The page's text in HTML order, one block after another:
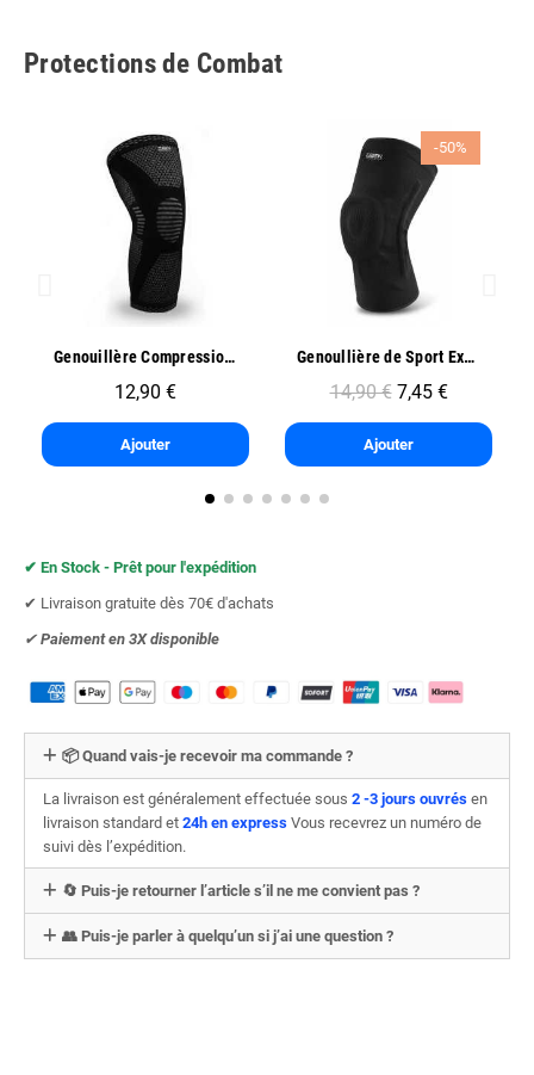
Protections de Combat
Aperçu rapide Genouillère Compression Sport - Oben
12,90 €
Ajouter
Aperçu rapide
-50%
Genoullière de Sport Exo One - Oben
14,90 € 7,45 €
Ajouter
✔︎ En Stock - Prêt pour l'expédition
✔︎ Livraison gratuite dès 70€ d'achats
✔︎ Paiement en 3X disponible
📦 Quand vais-je recevoir ma commande ?
La livraison est généralement effectuée sous 2 -3 jours ouvrés en
livraison standard et 24h en express Vous recevrez un numéro de
suivi dès l’expédition.
🔄 Puis-je retourner l’article s’il ne me convient pas ?
👥 Puis-je parler à quelqu’un si j’ai une question ?